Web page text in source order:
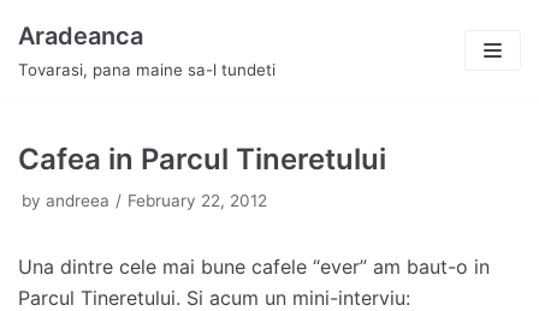
Skip
to
Aradeanca
Tovarasi, pana maine sa-l tundeti
Cafea in Parcul Tineretului
by andreea February 22, 2012
Una dintre cele mai bune cafele “ever” am baut-o in
Parcul Tineretului. Si acum un mini-interviu: